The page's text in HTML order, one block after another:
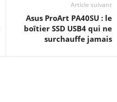
Article suivant
Asus ProArt PA40SU : le
boîtier SSD USB4 qui ne
surchauffe jamais